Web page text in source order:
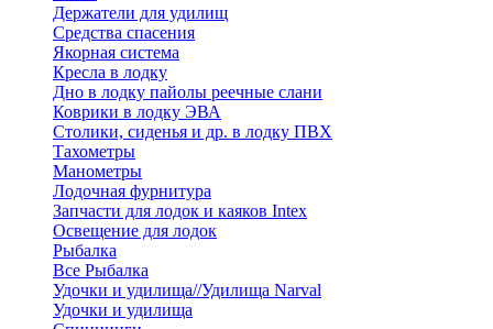
Держатели для удилищ
Средства спасения
Якорная система
Кресла в лодку
Дно в лодку пайолы реечные слани
Коврики в лодку ЭВА
Столики, сиденья и др. в лодку ПВХ
Тахометры
Манометры
Лодочная фурнитура
Запчасти для лодок и каяков Intex
Освещение для лодок
Рыбалка
Все Рыбалка
Удочки и удилища//Удилища Narval
Удочки и удилища